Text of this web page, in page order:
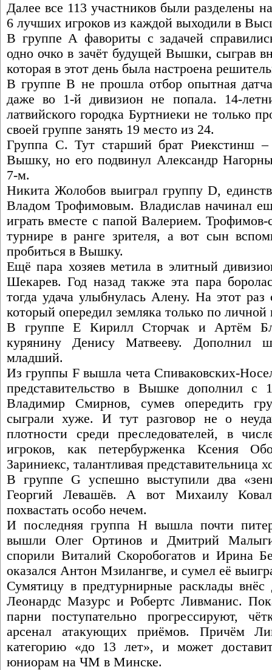
Далее все 113 участников были разделены
6 лучших игроков из каждой выходили в
В группе А фавориты с задачей
одно очко в зачёт будущей Вышки, сыграв
которая в этот день была настроена
В группе В не прошла отбор опытная
даже во 1-й дивизион не попала. 14-
латвийского городка Буртниеки не только
своей группе занять 19 место из 24.
Группа С. Тут старший брат Риекстинш
Вышку, но его подвинул Александр
7-м.
Никита Жолобов выиграл группу D,
Владом Трофимовым. Владислав начинал
играть вместе с папой Валерием.
турнире в ранге зрителя, а вот сын
пробиться в Вышку.
Ещё пара хозяев метила в элитный
Шекарев. Год назад также эта пара
тогда удача улыбнулась Алену. На этот
который опередил земляка только по личной
В группе Е Кирилл Сторчак и Артём
курянину Денису Матвееву. Дополнил
младший.
Из группы F вышла чета Спиваковских-
представительство в Вышке дополнил с
Владимир Смирнов, сумев опередить
сыграли хуже. И тут разговор не о
плотности среди преследователей, в
игроков, как петербурженка Ксения
Зариниекс, талантливая представительница
В группе G успешно выступили два
Георгий Левашёв. А вот Михаилу
похвастать особо нечем.
И последняя группа Н вышла почти
вышли Олег Ортинов и Дмитрий
спорили Виталий Скоробогатов и Ирина
оказался Антон Мзилангве, и сумел её
Сумятицу в предтурнирные расклады
Леонардс Мазурс и Робертс Ливманис.
парни поступательно прогрессируют,
арсенал атакующих приёмов. Причём
категорию «до 13 лет», и может
юниорам на ЧМ в Минске.